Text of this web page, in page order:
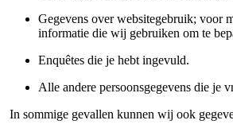
Gegevens over websitegebruik; voor
informatie die wij gebruiken om te
Enquêtes die je hebt ingevuld.
Alle andere persoonsgegevens die je
In sommige gevallen kunnen wij ook